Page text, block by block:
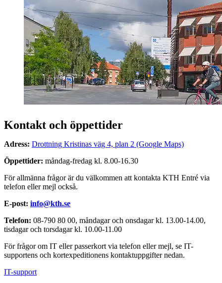
Kontakt och öppettider
Adress: Drottning Kristinas väg 4, plan 2 (Google Maps)
Öppettider: måndag-fredag kl. 8.00-16.30
För allmänna frågor är du välkommen att kontakta KTH Entré via
telefon eller mejl också.
E-post: info@kth.se
Telefon: 08-790 80 00, måndagar och onsdagar kl. 13.00-14.00,
tisdagar och torsdagar kl. 10.00-11.00
För frågor om IT eller passerkort via telefon eller mejl, se IT-
supportens och kortexpeditionens kontaktuppgifter nedan.
IT-support